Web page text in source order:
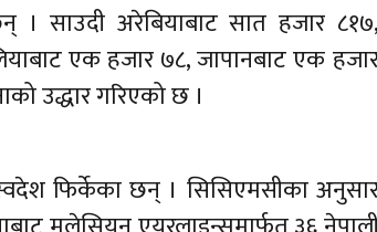
। साउदी अरेबियाबाट सात हजार ८१७,
एक हजार ७८, जापानबाट एक
उद्धार गरिएको छ ।
फिर्केका छन् । सिसिएमसीका